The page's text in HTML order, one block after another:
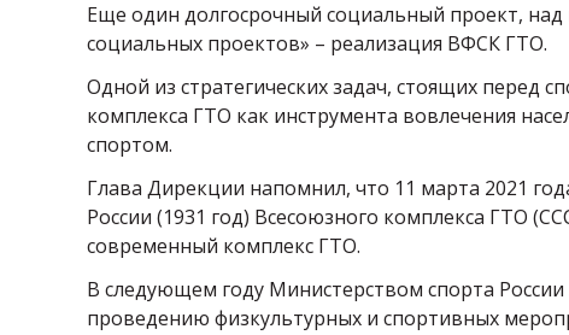
Еще один долгосрочный социальный проект,
социальных проектов» – реализация ВФСК ГТО.
Одной из стратегических задач, стоящих перед
комплекса ГТО как инструмента вовлечения
спортом.
Глава Дирекции напомнил, что 11 марта 2021
России (1931 год) Всесоюзного комплекса ГТО
современный комплекс ГТО.
В следующем году Министерством спорта
проведению физкультурных и спортивных